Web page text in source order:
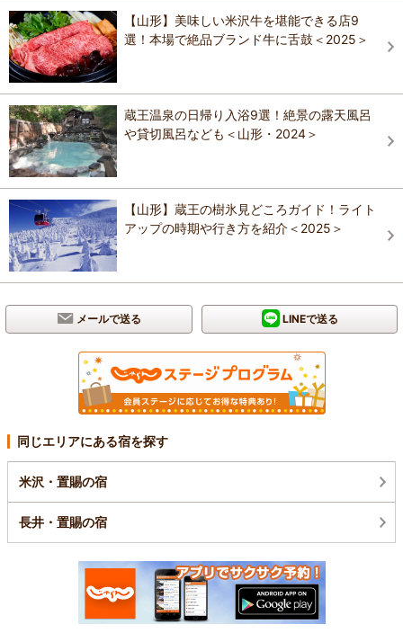
【山形】美味しい米沢牛を堪能できる店9
選！本場で絶品ブランド牛に舌鼓＜2025＞
蔵王温泉の日帰り入浴9選！絶景の露天風呂
や貸切風呂なども＜山形・2024＞
【山形】蔵王の樹氷見どころガイド！ライト
アップの時期や行き方を紹介＜2025＞
メールで送る LINEで送る
同じエリアにある宿を探す
米沢・置賜の宿
長井・置賜の宿